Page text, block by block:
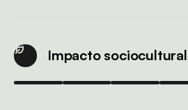
Impacto sociocultural